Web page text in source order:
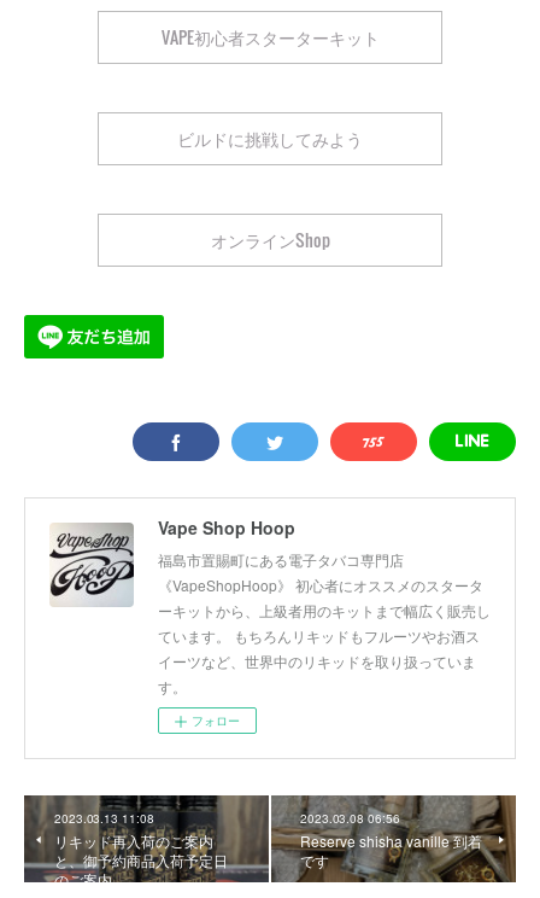
VAPE初心者スターターキット
ビルドに挑戦してみよう
オンラインShop
Vape Shop Hoop
福島市置賜町にある電子タバコ専門店
《VapeShopHoop》 初心者にオススメのスタータ
ーキットから、上級者用のキットまで幅広く販売し
ています。 もちろんリキッドもフルーツやお酒ス
イーツなど、世界中のリキッドを取り扱っていま
す。
フォロー
2023.03.13 11:08
リキッド再入荷のご案内
と、御予約商品入荷予定日
のご案内
2023.03.08 06:56
Reserve shisha vanille 到着
です